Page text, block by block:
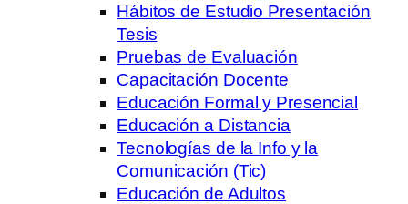
Hábitos de Estudio Presentación
Tesis
Pruebas de Evaluación
Capacitación Docente
Educación Formal y Presencial
Educación a Distancia
Tecnologías de la Info y la
Comunicación (Tic)
Educación de Adultos